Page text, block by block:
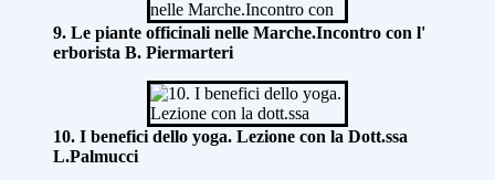
9. Le piante officinali nelle Marche.Incontro con l'
erborista B. Piermarteri
10. I benefici dello yoga. Lezione con la Dott.ssa
L.Palmucci